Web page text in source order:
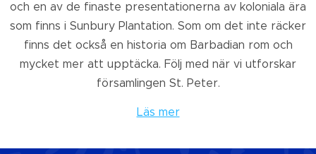
och en av de finaste presentationerna av koloniala ära
som finns i Sunbury Plantation. Som om det inte räcker
finns det också en historia om Barbadian rom och
mycket mer att upptäcka. Följ med när vi utforskar
församlingen St. Peter.
Läs mer